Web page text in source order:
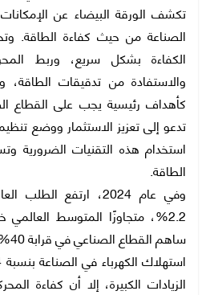
تكشف الورقة البيضاء عن
الصناعة من حيث كفاءة الطاقة.
الكفاءة بشكل سريع، وربط
والاستفادة من تدقيقات الطاقة،
كأهداف رئيسية يجب على القطاع
تدعو إلى تعزيز الاستثمار ووضع
استخدام هذه التقنيات الضرورية
الطاقة.
وفي عام 2024، ارتفع
2.2%، متجاوزًا المتوسط
الزيادات الكبيرة، إلا أن كفاءة